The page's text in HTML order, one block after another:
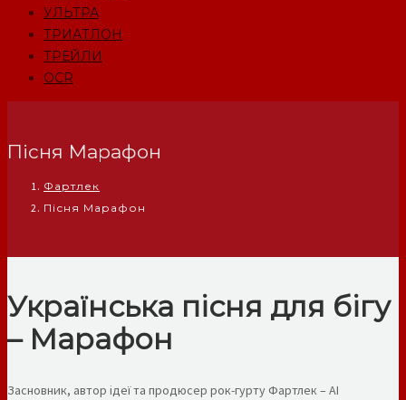
УЛЬТРА
ТРИАТЛОН
ТРЕЙЛИ
OCR
Пісня Марафон
Фартлек
Пісня Марафон
Українська пісня для бігу
– Марафон
Засновник, автор ідеї та продюсер рок-гурту Фартлек – AI